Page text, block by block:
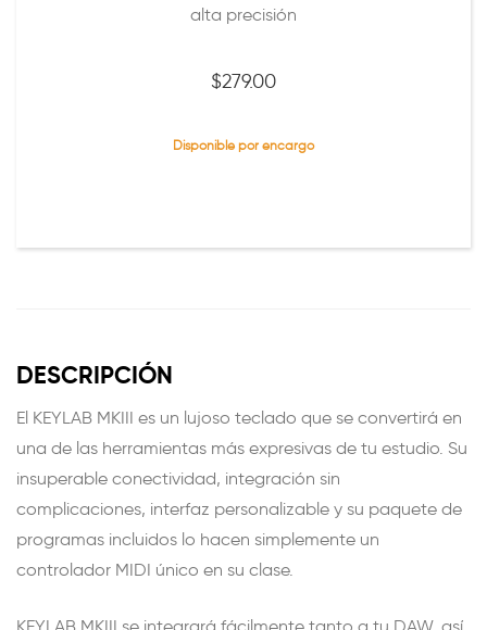
alta precisión
$279.00
Disponible por encargo
DESCRIPCIÓN
El KEYLAB MKIII es un lujoso teclado que se convertirá en
una de las herramientas más expresivas de tu estudio. Su
insuperable conectividad, integración sin
complicaciones, interfaz personalizable y su paquete de
programas incluidos lo hacen simplemente un
controlador MIDI único en su clase.
KEYLAB MKIII se integrará fácilmente tanto a tu DAW, así